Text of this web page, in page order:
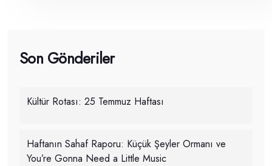
Son Gönderiler
Kültür Rotası: 25 Temmuz Haftası
Haftanın Sahaf Raporu: Küçük Şeyler Ormanı ve
You’re Gonna Need a Little Music